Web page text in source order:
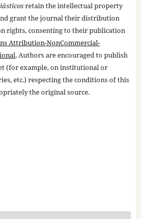
retain the intellectual property
grant the journal their distribution
rights, consenting to their publication
Attribution-NonCommercial-
. Authors are encouraged to publish
(for example, on institutional or
etc.) respecting the conditions of this
the original source.